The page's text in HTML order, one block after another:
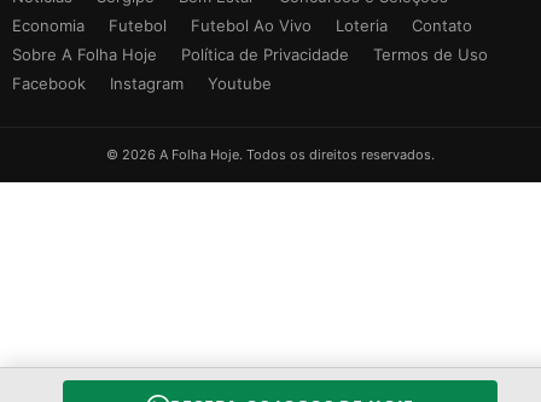
Economia
Futebol Futebol Ao Vivo Loteria
Contato
Sobre A Folha Hoje
Política de Privacidade
Termos de Uso
Facebook
Instagram Youtube
© 2026 A Folha Hoje. Todos os direitos reservados.